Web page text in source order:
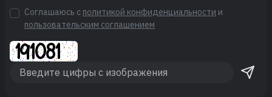
Соглашаюсь с политикой конфиденциальности и
пользовательским соглашением